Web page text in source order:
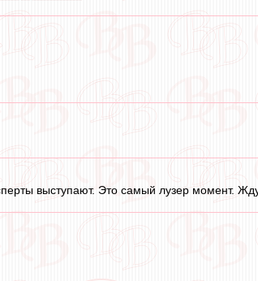
выступают. Это самый лузер момент.